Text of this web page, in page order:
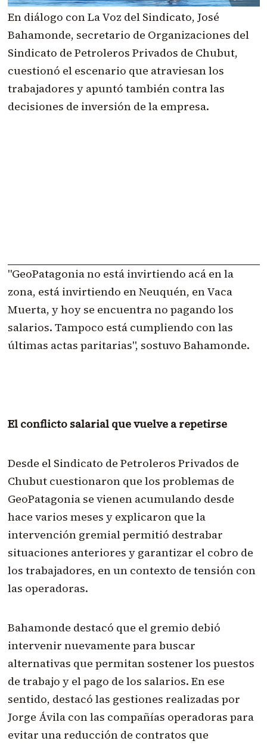
En diálogo con La Voz del Sindicato, José
Bahamonde, secretario de Organizaciones del
Sindicato de Petroleros Privados de Chubut,
cuestionó el escenario que atraviesan los
trabajadores y apuntó también contra las
decisiones de inversión de la empresa.
"GeoPatagonia no está invirtiendo acá en la
zona, está invirtiendo en Neuquén, en Vaca
Muerta, y hoy se encuentra no pagando los
salarios. Tampoco está cumpliendo con las
últimas actas paritarias", sostuvo Bahamonde.
El conflicto salarial que vuelve a repetirse
Desde el Sindicato de Petroleros Privados de
Chubut cuestionaron que los problemas de
GeoPatagonia se vienen acumulando desde
hace varios meses y explicaron que la
intervención gremial permitió destrabar
situaciones anteriores y garantizar el cobro de
los trabajadores, en un contexto de tensión con
las operadoras.
Bahamonde destacó que el gremio debió
intervenir nuevamente para buscar
alternativas que permitan sostener los puestos
de trabajo y el pago de los salarios. En ese
sentido, destacó las gestiones realizadas por
Jorge Ávila con las compañías operadoras para
evitar una reducción de contratos que